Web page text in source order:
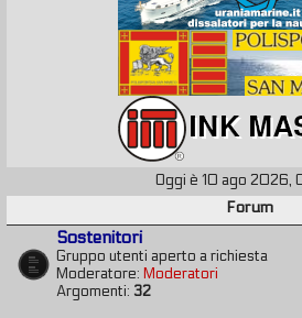
Oggi è 10 ago 2026,
Forum
Sostenitori
Gruppo utenti aperto a richiesta
Moderatore: Moderatori
Argomenti: 32